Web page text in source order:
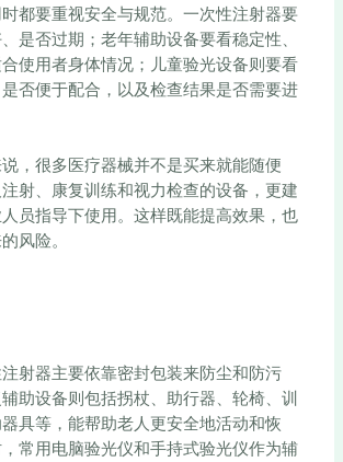
都要重视安全与规范。一次性注射器要
是否过期；老年辅助设备要看稳定性、
使用者身体情况；儿童验光设备则要看
否便于配合，以及检查结果是否需要进
，很多医疗器械并不是买来就能随便
射、康复训练和视力检查的设备，更建
员指导下使用。这样既能提高效果，也
风险。
射器主要依靠密封包装来防尘和防污
助设备则包括拐杖、助行器、轮椅、训
具等，能帮助老人更安全地活动和恢
常用电脑验光仪和手持式验光仪作为辅